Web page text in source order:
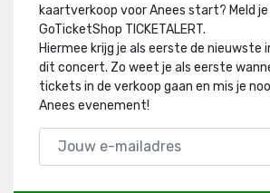
kaartverkoop voor Anees start? Meld je
GoTicketShop TICKETALERT.
Hiermee krijg je als eerste de
dit concert. Zo weet je als eerste
tickets in de verkoop gaan en mis je
Anees evenement!